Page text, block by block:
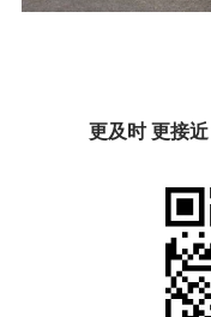
更及时 更接